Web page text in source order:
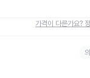
가격이 다른가요?